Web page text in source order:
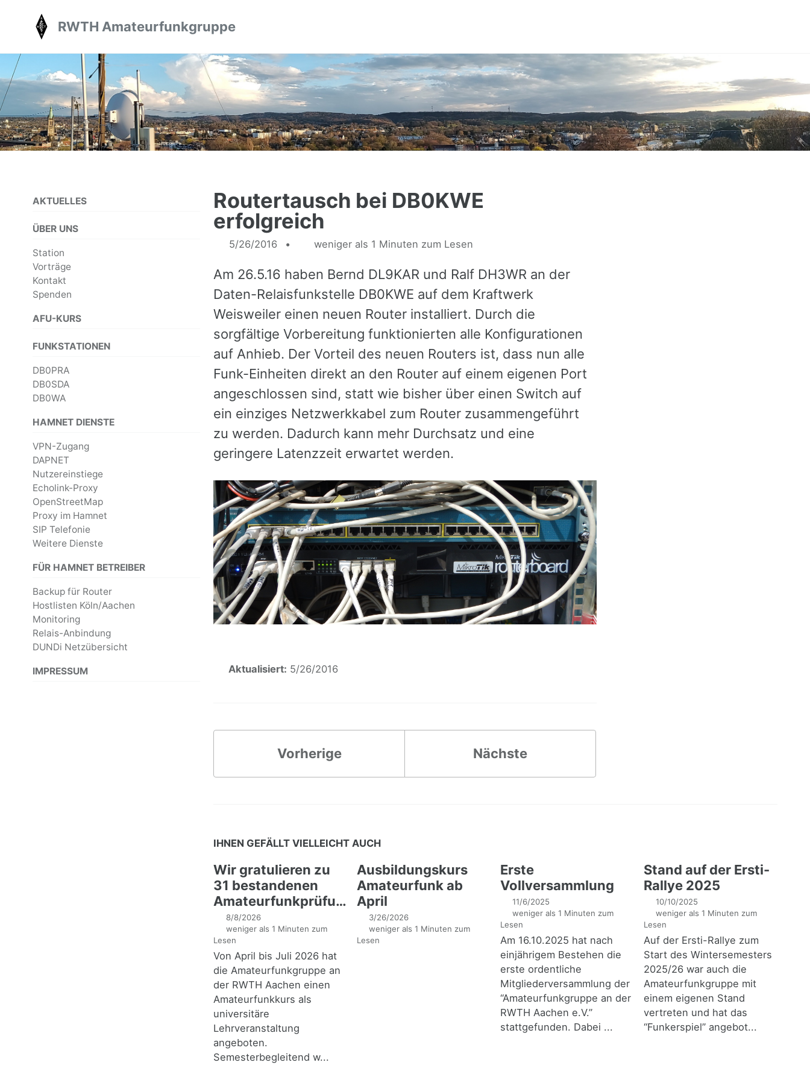
navigation
RWTH Amateurfunkgruppe
AKTUELLES
ÜBER UNS
Station
Vorträge
Kontakt
Spenden
AFU-KURS
FUNKSTATIONEN
DB0PRA
DB0SDA
DB0WA
HAMNET DIENSTE
VPN-Zugang
DAPNET
Nutzereinstiege
Echolink-Proxy
OpenStreetMap
Proxy im Hamnet
SIP Telefonie
Weitere Dienste
FÜR HAMNET BETREIBER
Backup für Router
Hostlisten Köln/Aachen
Monitoring
Relais-Anbindung
DUNDi Netzübersicht
IMPRESSUM
Routertausch bei DB0KWE
erfolgreich
5/26/2016 weniger als 1 Minuten zum Lesen
Am 26.5.16 haben Bernd DL9KAR und Ralf DH3WR an der
Daten-Relaisfunkstelle DB0KWE auf dem Kraftwerk
Weisweiler einen neuen Router installiert. Durch die
sorgfältige Vorbereitung funktionierten alle Konfigurationen
auf Anhieb. Der Vorteil des neuen Routers ist, dass nun alle
Funk-Einheiten direkt an den Router auf einem eigenen Port
angeschlossen sind, statt wie bisher über einen Switch auf
ein einziges Netzwerkkabel zum Router zusammengeführt
zu werden. Dadurch kann mehr Durchsatz und eine
geringere Latenzzeit erwartet werden.
Aktualisiert: 5/26/2016
Vorherige Nächste
IHNEN GEFÄLLT VIELLEICHT AUCH
Wir gratulieren zu
31 bestandenen
Amateurfunkprüfungen!
8/8/2026
weniger als 1 Minuten zum
Lesen
Von April bis Juli 2026 hat
die Amateurfunkgruppe an
der RWTH Aachen einen
Amateurfunkkurs als
universitäre
Lehrveranstaltung
angeboten.
Semesterbegleitend w...
Ausbildungskurs
Amateurfunk ab
April
3/26/2026
weniger als 1 Minuten zum
Lesen
Erste
Vollversammlung
11/6/2025
weniger als 1 Minuten zum
Lesen
Am 16.10.2025 hat nach
einjährigem Bestehen die
erste ordentliche
Mitgliederversammlung der
“Amateurfunkgruppe an der
RWTH Aachen e.V.”
stattgefunden. Dabei ...
Stand auf der Ersti-
Rallye 2025
10/10/2025
weniger als 1 Minuten zum
Lesen
Auf der Ersti-Rallye zum
Start des Wintersemesters
2025/26 war auch die
Amateurfunkgruppe mit
einem eigenen Stand
vertreten und hat das
“Funkerspiel” angebot...